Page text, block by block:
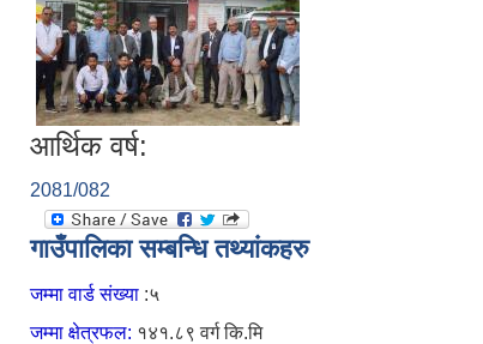
आर्थिक वर्ष:
2081/082
गाउँपालिका सम्बन्धि तथ्यांकहरु
जम्मा वार्ड संख्या :५
जम्मा क्षेत्रफल: १४१.८९ वर्ग कि.मि